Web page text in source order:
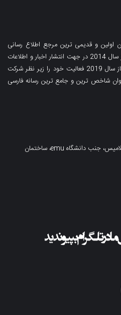
اولین و قدیمی ترین مرجع اطلاع رسانی
فارسی زبان در قبرس فعالیت خود را از سال 2014 در جهت انتشار اخبار و اطلاعات
در حوزه های مختلف آغاز کرده و از آغاز سال 2019 فعالیت خود را زیر نظر شرکت
شاخص ترین و جامع ترین رسانه فارسی
قبرس شمالی، فاماگوستا، خیابان سالامیس، جنب دانشگاه emu، ساختمان